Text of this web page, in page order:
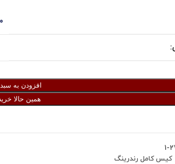
افزودن به
همین حالا
کیس کامل رندرینگ